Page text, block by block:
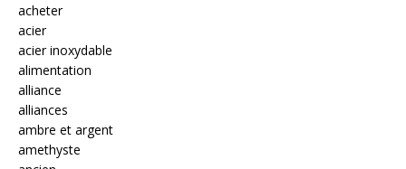
acheter
acier
acier inoxydable
alimentation
alliance
alliances
ambre et argent
amethyste